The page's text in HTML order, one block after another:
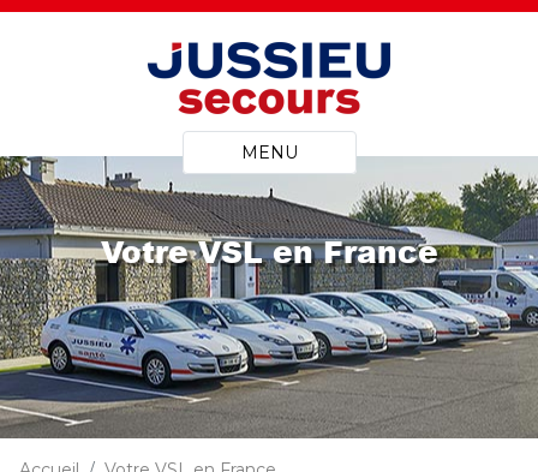
MENU
Votre VSL en France